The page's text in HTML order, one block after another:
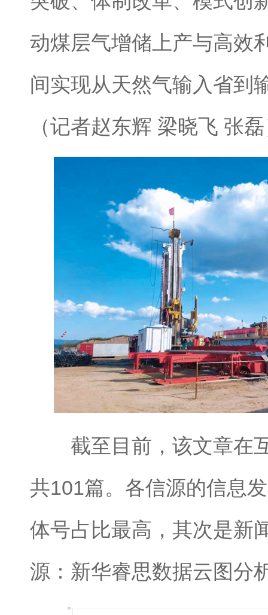
动煤层气增储上产与高效
间实现从天然气输入省到
（记者赵东辉 梁晓飞 张
截至目前，该文章在
共101篇。各信源的信息
体号占比最高，其次是新
源：新华睿思数据云图分